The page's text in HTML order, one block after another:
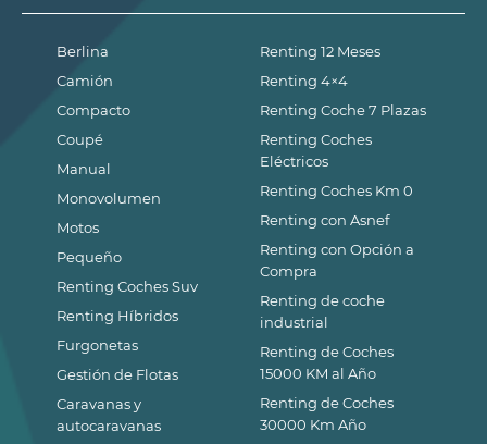
Berlina
Camión
Compacto
Coupé
Manual
Monovolumen
Motos
Pequeño
Renting Coches Suv
Renting Híbridos
Furgonetas
Gestión de Flotas
Caravanas y
autocaravanas
Renting 12 Meses
Renting 4×4
Renting Coche 7 Plazas
Renting Coches
Eléctricos
Renting Coches Km 0
Renting con Asnef
Renting con Opción a
Compra
Renting de coche
industrial
Renting de Coches
15000 KM al Año
Renting de Coches
30000 Km Año